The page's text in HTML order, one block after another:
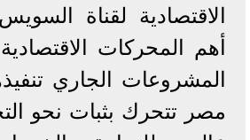
الاقتصادية لقناة
أهم المحركات
المشروعات الجاري
مصر تتحرك بثبات نحو